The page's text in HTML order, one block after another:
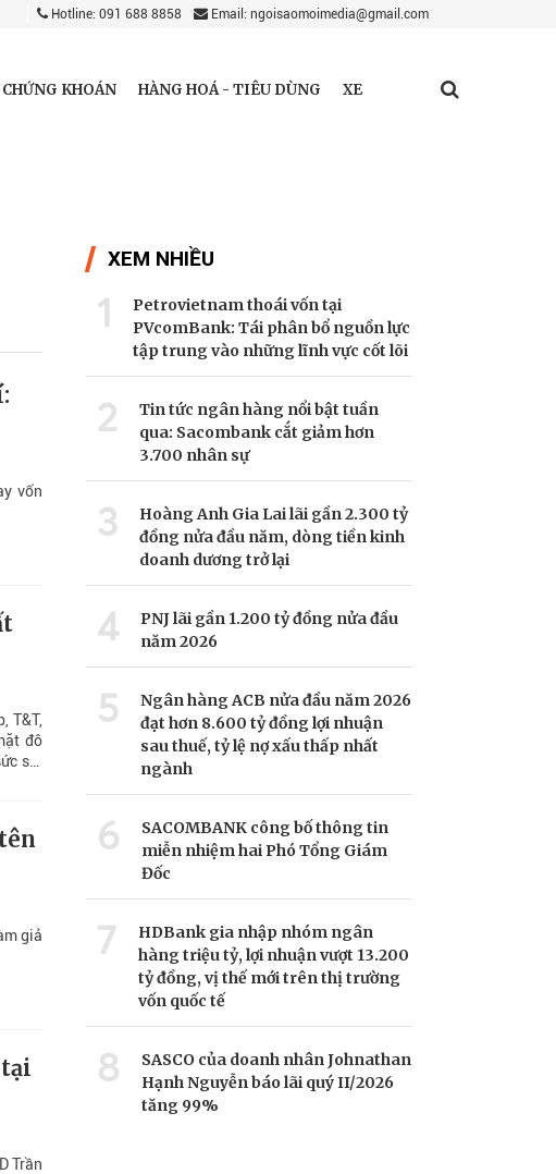
Hotline: 091 688 8858 Email: ngoisaomoimedia@gmail.com
CHỨNG KHOÁN HÀNG HOÁ - TIÊU DÙNG XE
vốn
T&T,
đô
sôi
giả
Trần
XEM NHIỀU
1
Petrovietnam thoái vốn tại
PVcomBank: Tái phân bổ nguồn lực
tập trung vào những lĩnh vực cốt lõi
2
Tin tức ngân hàng nổi bật tuần
qua: Sacombank cắt giảm hơn
3.700 nhân sự
3
Hoàng Anh Gia Lai lãi gần 2.300 tỷ
đồng nửa đầu năm, dòng tiền kinh
doanh dương trở lại
4
PNJ lãi gần 1.200 tỷ đồng nửa đầu
năm 2026
5
Ngân hàng ACB nửa đầu năm 2026
đạt hơn 8.600 tỷ đồng lợi nhuận
sau thuế, tỷ lệ nợ xấu thấp nhất
ngành
6
SACOMBANK công bố thông tin
miễn nhiệm hai Phó Tổng Giám
Đốc
7
HDBank gia nhập nhóm ngân
hàng triệu tỷ, lợi nhuận vượt 13.200
tỷ đồng, vị thế mới trên thị trường
vốn quốc tế
8
SASCO của doanh nhân Johnathan
Hạnh Nguyễn báo lãi quý II/2026
tăng 99%